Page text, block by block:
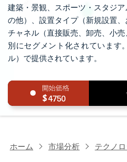
建築・景観、スポーツ・スタジ
の他）、設置タイプ（新規設置
チャネル（直接販売、卸売、小
別にセグメント化されています
ル）で提供されています。
4750
ホーム 市場分析 テクノ